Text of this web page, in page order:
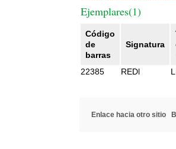
Ejemplares(1)
Código
de
barras
Signatura
22385
REDl
Enlace hacia otro sitio